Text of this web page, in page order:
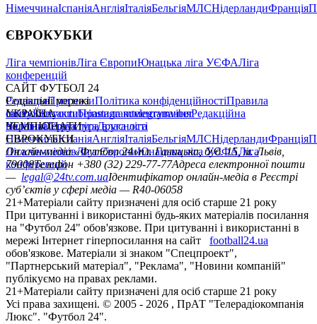
НімеччинаІспаніяАнгліяІталіяБельгіяМЛСНідерландиФранція
ЄВРОКУБКИ
Ліга чемпіонівЛіга ЄвропиЮнацька ліга УЄФАЛіга
конференцій
САЙТ ФУТБОЛ 24
РедакціяПрогнозиПолітика конфіденційностіПравила
сайтуКонтактиПравила коментуванняРедакційна
політикаСтруктура власності
Соціальні мережі
facebookxyoutubeinstagramtelegramviber
УКРАЇНА
УкраїнаПерша лігаДруга ліга
ЧЕМПІОНАТИ
НімеччинаІспаніяАнгліяІталіяБельгіяМЛСНідерландиФранція
ЄВРОКУБКИ
Ліга чемпіонівЛіга ЄвропиЮнацька ліга УЄФАЛіга
конференцій
Онлайн-медіа «Футбол 24»пл. Галицька, буд. 15, м. Львів,
79008Телефон +380 (32) 229-77-77Адреса електронної пошти
— legal@24tv.com.uaІдентифікатор онлайн-медіа в Реєстрі
суб’єктів у сфері медіа — R40-06058
21+Матеріали сайту призначені для осіб старше 21 року
При цитуванні і використанні будь-яких матеріалів посилання
на "Футбол 24" обов'язкове. При цитуванні і використанні в
мережі Інтернет гіперпосилання на сайт
football24.ua
обов'язкове. Матеріали зі знаком "Спецпроект",
"Партнерський матеріал", "Реклама", "Новини компаній"
публікуємо на правах реклами.
21+Матеріали сайту призначені для осіб старше 21 року
Усi права захищенi. © 2005 - 2026 , ПрАТ "Телерадіокомпанія
Люкс". "Футбол 24".